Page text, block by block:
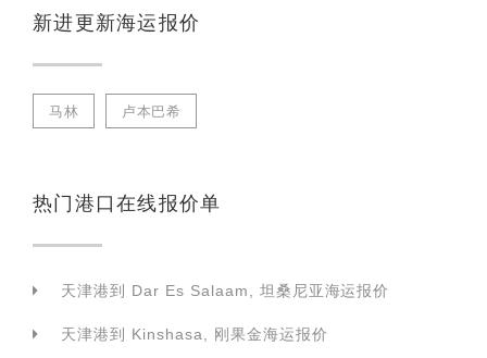
新进更新海运报价
马林 卢本巴希
热门港口在线报价单
天津港到 Dar Es Salaam, 坦桑尼亚海运报价
天津港到 Kinshasa, 刚果金海运报价